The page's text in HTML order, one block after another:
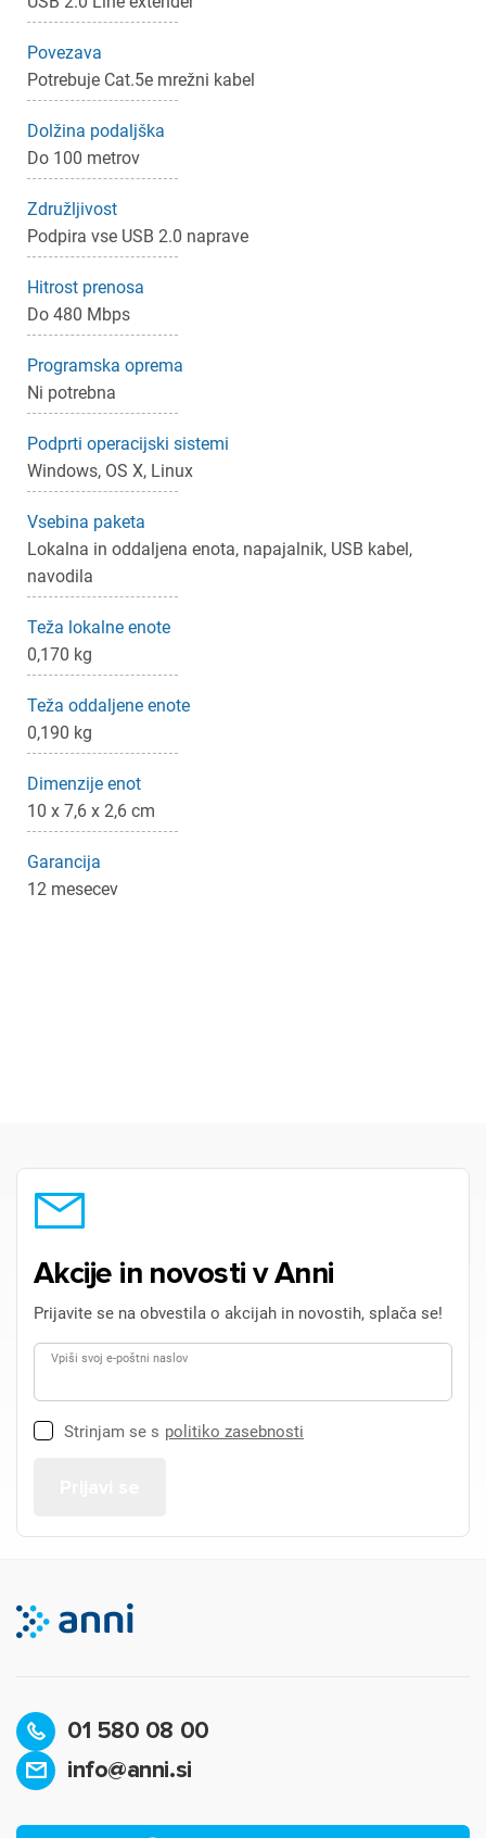
Povezava
Potrebuje Cat.5e mrežni kabel
Dolžina podaljška
Do 100 metrov
Združljivost
Podpira vse USB 2.0 naprave
Hitrost prenosa
Do 480 Mbps
Programska oprema
Ni potrebna
Podprti operacijski sistemi
Windows, OS X, Linux
Vsebina paketa
Lokalna in oddaljena enota, napajalnik, USB kabel,
navodila
Teža lokalne enote
0,170 kg
Teža oddaljene enote
0,190 kg
Dimenzije enot
10 x 7,6 x 2,6 cm
Garancija
12 mesecev
Akcije in novosti v Anni
Prijavite se na obvestila o akcijah in novostih, splača se!
Vpiši svoj e-poštni naslov
Strinjam se s politiko zasebnosti
01 580 08 00
info@anni.si
Za dodajanje na seznam želja morate biti prijavljeni.